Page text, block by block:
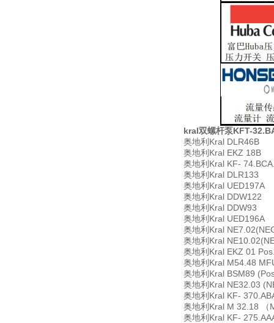
kral双螺杆泵KFT-
奥地利Kral DLR46B
奥地利Kral EKZ 18B
奥地利Kral KF-
奥地利Kral DLR133
奥地利Kral UED197A
奥地利Kral DDW122
奥地利Kral DDW93
奥地利Kral UED196A
奥地利Kral
奥地利Kral
奥地利Kral EKZ 01
奥地利Kral M54.48
奥地利Kral BSM89
奥地利Kral NE32.03
奥地利Kral KF-
奥地利Kral M 32.18 （
奥地利Kral KF-